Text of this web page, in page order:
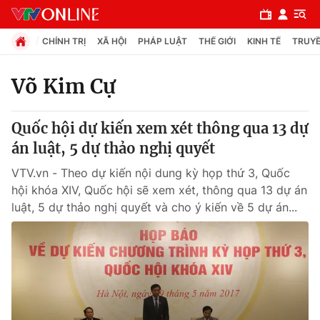
Chuyên mục
Chính trị
Xã hội
Pháp luật
CHÍNH TRỊ XÃ HỘI PHÁP LUẬT THẾ GIỚI KINH TẾ
Võ Kim Cự
Quốc hội dự kiến xem xét thông qua 13 dự
án luật, 5 dự thảo nghị quyết
VTV.vn - Theo dự kiến nội dung kỳ họp thứ 3, Quốc
hội khóa XIV, Quốc hội sẽ xem xét, thông qua 13 dự án
luật, 5 dự thảo nghị quyết và cho ý kiến về 5 dự án...